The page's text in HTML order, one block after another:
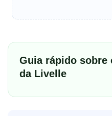
Guia rápido sobre
da Livelle